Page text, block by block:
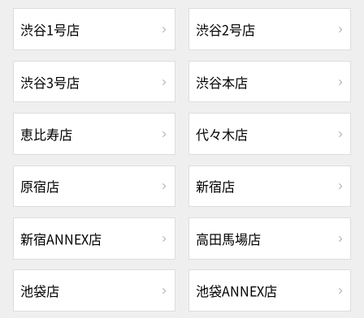
渋谷1号店 渋谷2号店
渋谷3号店 渋谷本店
恵比寿店 代々木店
原宿店 新宿店
新宿ANNEX店 高田馬場店
池袋店 池袋ANNEX店